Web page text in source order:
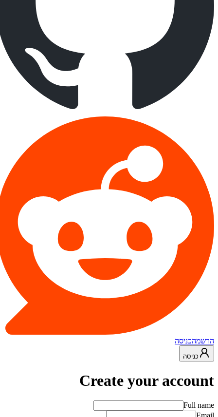
הרשמהכניסה
כניסה
Create your account
Full name
Email